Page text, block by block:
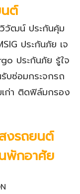
ต์
วิวัฒน์ ประกันคุ้ม
ประกันภัย เจ
ประกันภัย รู้ใจ
บซ่อมกระจกรถ
ก่า ติดฟิล์มกรอง
งรถยนต์
พักอาศัย